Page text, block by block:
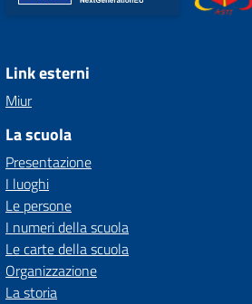
Link esterni
Miur
La scuola
Presentazione
I luoghi
Le persone
I numeri della scuola
Le carte della scuola
Organizzazione
La storia